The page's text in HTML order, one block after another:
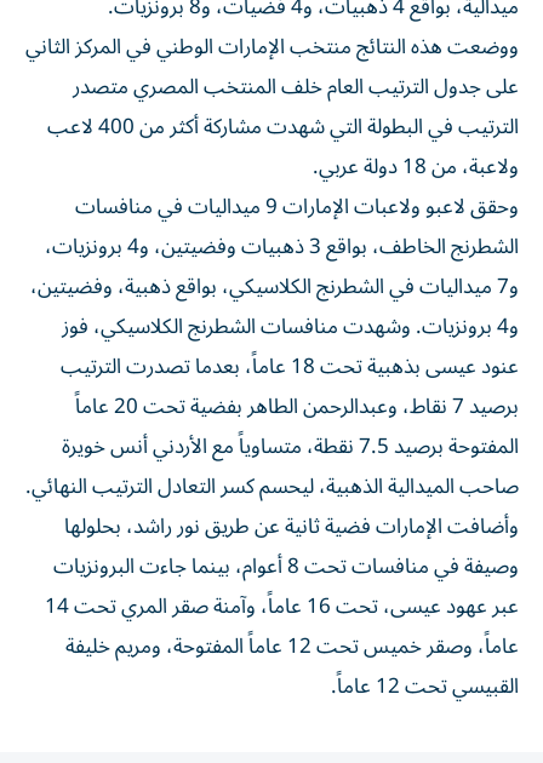
ووضعت هذه النتائج منتخب الإمارات الوطني في المركز الثاني
على جدول الترتيب العام خلف المنتخب المصري متصدر
الترتيب في البطولة التي شهدت مشاركة أكثر من 400 لاعب
ولاعبة، من 18 دولة عربي.
وحقق لاعبو ولاعبات الإمارات 9 ميداليات في منافسات
الشطرنج الخاطف، بواقع 3 ذهبيات وفضيتين، و4 برونزيات،
و7 ميداليات في الشطرنج الكلاسيكي، بواقع ذهبية، وفضيتين،
و4 برونزيات. وشهدت منافسات الشطرنج الكلاسيكي، فوز
عنود عيسى بذهبية تحت 18 عاماً، بعدما تصدرت الترتيب
برصيد 7 نقاط، وعبدالرحمن الطاهر بفضية تحت 20 عاماً
المفتوحة برصيد 7.5 نقطة، متساوياً مع الأردني أنس خويرة
صاحب الميدالية الذهبية، ليحسم كسر التعادل الترتيب النهائي.
وأضافت الإمارات فضية ثانية عن طريق نور راشد، بحلولها
وصيفة في منافسات تحت 8 أعوام، بينما جاءت البرونزيات
عبر عهود عيسى، تحت 16 عاماً، وآمنة صقر المري تحت 14
عاماً، وصقر خميس تحت 12 عاماً المفتوحة، ومريم خليفة
القبيسي تحت 12 عاماً.